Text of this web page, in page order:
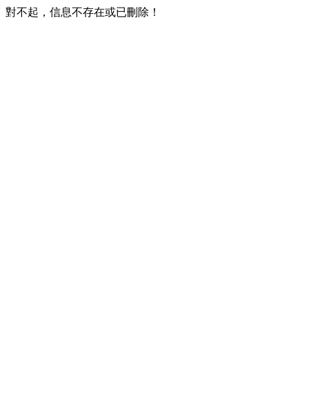
對不起，信息不存在或已刪除！